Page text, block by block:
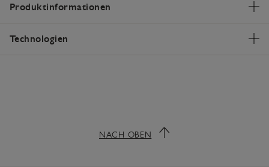
Produktinformationen
Technologien
NACH OBEN